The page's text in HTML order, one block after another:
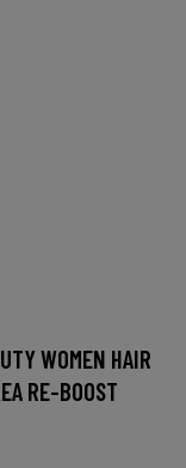
WOMEN HAIR
RE-BOOST